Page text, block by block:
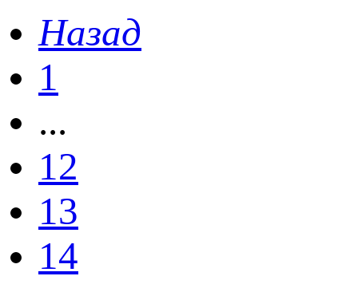
Назад
1
...
12
13
14